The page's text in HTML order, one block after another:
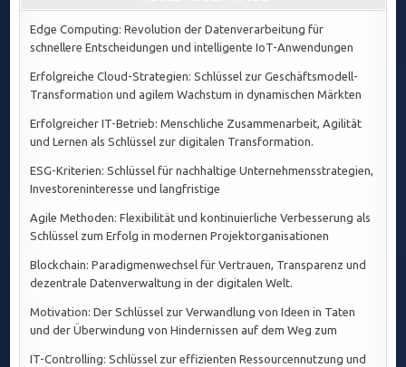
Edge Computing: Revolution der Datenverarbeitung für
schnellere Entscheidungen und intelligente IoT-Anwendungen
Erfolgreiche Cloud-Strategien: Schlüssel zur Geschäftsmodell-
Transformation und agilem Wachstum in dynamischen Märkten
Erfolgreicher IT-Betrieb: Menschliche Zusammenarbeit, Agilität
und Lernen als Schlüssel zur digitalen Transformation.
ESG-Kriterien: Schlüssel für nachhaltige Unternehmensstrategien,
Investoreninteresse und langfristige
Agile Methoden: Flexibilität und kontinuierliche Verbesserung als
Schlüssel zum Erfolg in modernen Projektorganisationen
Blockchain: Paradigmenwechsel für Vertrauen, Transparenz und
dezentrale Datenverwaltung in der digitalen Welt.
Motivation: Der Schlüssel zur Verwandlung von Ideen in Taten
und der Überwindung von Hindernissen auf dem Weg zum
IT-Controlling: Schlüssel zur effizienten Ressourcennutzung und